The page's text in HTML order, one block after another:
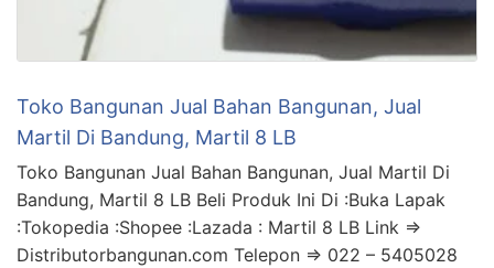
Toko Bangunan Jual Bahan Bangunan, Jual
Martil Di Bandung, Martil 8 LB
Toko Bangunan Jual Bahan Bangunan, Jual Martil Di
Bandung, Martil 8 LB Beli Produk Ini Di :Buka Lapak
:Tokopedia :Shopee :Lazada : Martil 8 LB Link =>
Distributorbangunan.com Telepon => 022 – 5405028